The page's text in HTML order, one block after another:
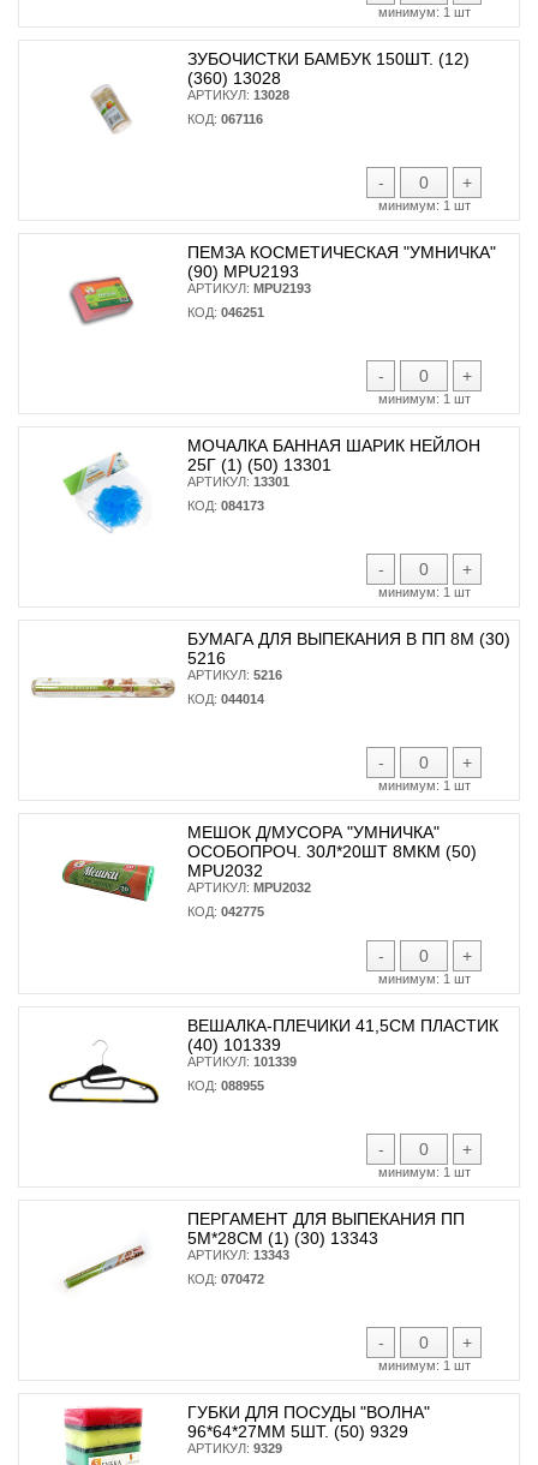
минимум: 1 шт
ЗУБОЧИСТКИ БАМБУК 150ШТ. (12)
(360) 13028
АРТИКУЛ: 13028
КОД: 067116
- +
минимум: 1 шт
ПЕМЗА КОСМЕТИЧЕСКАЯ "УМНИЧКА"
(90) MPU2193
АРТИКУЛ: MPU2193
КОД: 046251
- +
минимум: 1 шт
МОЧАЛКА БАННАЯ ШАРИК НЕЙЛОН
25Г (1) (50) 13301
АРТИКУЛ: 13301
КОД: 084173
- +
минимум: 1 шт
БУМАГА ДЛЯ ВЫПЕКАНИЯ В ПП 8М (30)
5216
АРТИКУЛ: 5216
КОД: 044014
- +
минимум: 1 шт
МЕШОК Д/МУСОРА "УМНИЧКА"
ОСОБОПРОЧ. 30Л*20ШТ 8МКМ (50)
MPU2032
АРТИКУЛ: MPU2032
КОД: 042775
- +
минимум: 1 шт
ВЕШАЛКА-ПЛЕЧИКИ 41,5СМ ПЛАСТИК
(40) 101339
АРТИКУЛ: 101339
КОД: 088955
- +
минимум: 1 шт
ПЕРГАМЕНТ ДЛЯ ВЫПЕКАНИЯ ПП
5М*28СМ (1) (30) 13343
АРТИКУЛ: 13343
КОД: 070472
- +
минимум: 1 шт
ГУБКИ ДЛЯ ПОСУДЫ "ВОЛНА"
96*64*27ММ 5ШТ. (50) 9329
АРТИКУЛ: 9329